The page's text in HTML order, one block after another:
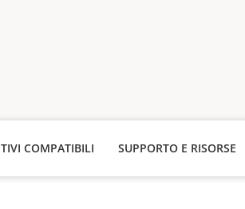
COMPATIBILI SUPPORTO E RISORSE